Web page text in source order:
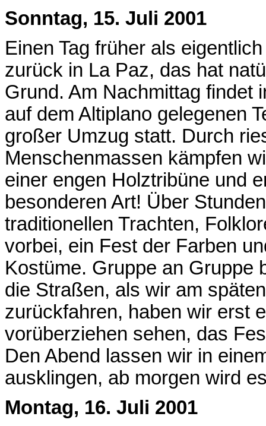
Sonntag, 15. Juli 2001
Einen Tag früher als
zurück in La Paz, das hat
Grund. Am Nachmittag findet
auf dem Altiplano gelegenen
großer Umzug statt. Durch
Menschenmassen kämpfen
einer engen Holztribüne und
besonderen Art! Über
traditionellen Trachten,
vorbei, ein Fest der Farben
Kostüme. Gruppe an Gruppe
die Straßen, als wir am
zurückfahren, haben wir erst
vorüberziehen sehen, das
Den Abend lassen wir in
ausklingen, ab morgen wird
Montag, 16. Juli 2001